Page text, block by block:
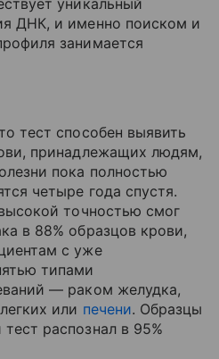
уникальный
ДНК, и именно поиском и
занимается
тест способен выявить
принадлежащих людям,
пока полностью
четыре года спустя.
точностью смог
в 88% образцов крови,
с уже
типами
— раком желудка,
или печени. Образцы
распознал в 95%